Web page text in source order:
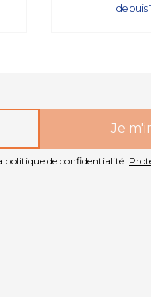
depuis
politique de confidentialité.